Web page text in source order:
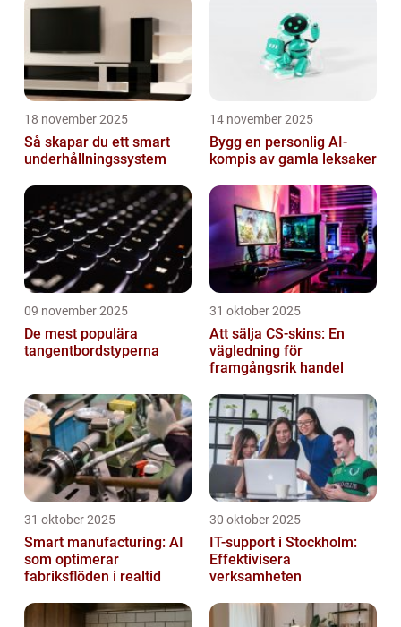
18 november 2025
Så skapar du ett smart
underhållningssystem
14 november 2025
Bygg en personlig AI-
kompis av gamla leksaker
09 november 2025
De mest populära
tangentbordstyperna
31 oktober 2025
Att sälja CS-skins: En
vägledning för
framgångsrik handel
31 oktober 2025
Smart manufacturing: AI
som optimerar
fabriksflöden i realtid
30 oktober 2025
IT-support i Stockholm:
Effektivisera
verksamheten